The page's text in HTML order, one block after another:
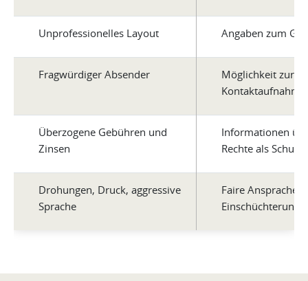
Unprofessionelles Layout Angaben zum
Fragwürdiger Absender
Möglichkeit zur
Kontaktaufnahme
Überzogene Gebühren und
Zinsen
Informationen
Rechte als
Drohungen, Druck, aggressive
Sprache
Faire Ansprache